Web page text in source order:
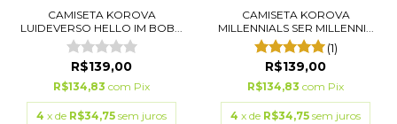
CAMISETA KOROVA
LUIDEVERSO HELLO IM BOB...
R$139,00
R$134,83 com Pix
4 x de R$34,75 sem juros
CAMISETA KOROVA
MILLENNIALS SER MILLENNI...
(1)
R$139,00
R$134,83 com Pix
4 x de R$34,75 sem juros